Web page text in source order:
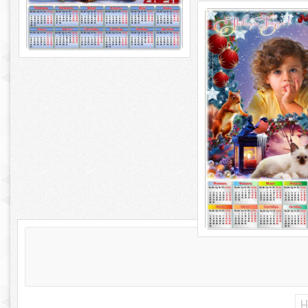
Новогодняя рамка
календарём на
Пушистые друзья
Новогодняя рамка
календарём на
Пушистые друзья PSD |
300